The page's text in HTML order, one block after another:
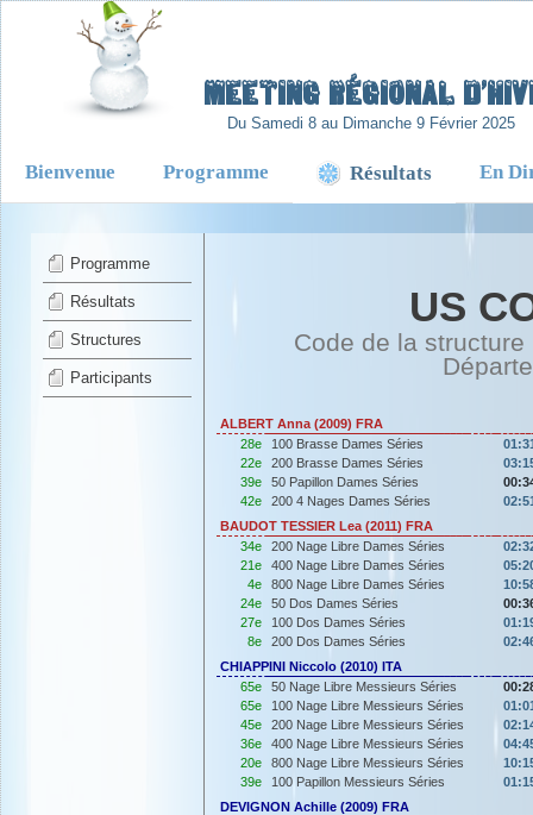
Meeting Régional
Du Samedi 8 au Dimanche 9 Février 2025
Bienvenue Programme Résultats En
Programme
Résultats
Structures
Participants
US
Code de la
ALBERT Anna (2009) FRA
28e
100 Brasse Dames Séries
22e
200 Brasse Dames Séries
39e
50 Papillon Dames Séries
42e
200 4 Nages Dames Séries
BAUDOT TESSIER Lea (2011) FRA
34e
200 Nage Libre Dames Séries
21e
400 Nage Libre Dames Séries
4e
800 Nage Libre Dames Séries
24e
50 Dos Dames Séries
27e
100 Dos Dames Séries
8e
200 Dos Dames Séries
CHIAPPINI Niccolo (2010) ITA
65e
50 Nage Libre Messieurs Séries
65e
100 Nage Libre Messieurs Séries
45e
200 Nage Libre Messieurs Séries
36e
400 Nage Libre Messieurs Séries
20e
800 Nage Libre Messieurs Séries
39e
100 Papillon Messieurs Séries
DEVIGNON Achille (2009) FRA